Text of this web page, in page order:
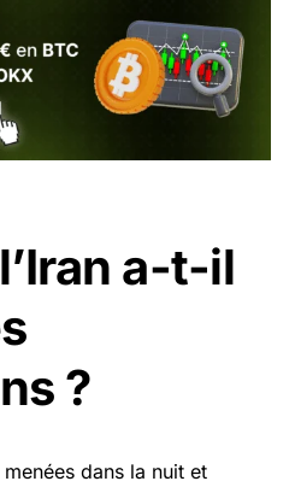
a-t-il
?
dans la nuit et